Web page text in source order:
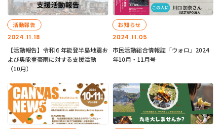
2024.11.18
活動報告
【活動報告】令和６年能登半島地震お
よび奥能登豪雨に対する支援活動
（10月）
2024.11.05
お知らせ
市民活動総合情報誌「ウォロ」2024
年10月・11月号